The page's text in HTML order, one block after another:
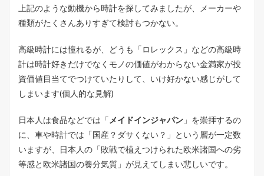
上記のような動機から時計を探してみましたが、メーカーや
種類がたくさんありすぎて検討もつかない。
高級時計には憧れるが、どうも「ロレックス」などの高級時
計は時計好きだけでなくモノの価値がわからない金満家が投
資価値目当てでつけていたりして、いけ好かない感じがして
しまいます(個人的な見解)
日本人は食品などでは「 メイドインジャパン 」を崇拝するの
に、車や時計では「国産？ダサくない？」という層が一定数
いますが、日本人の「敗戦で植えつけられた欧米諸国への劣
等感と欧米諸国の養分気質」が見えてしまい悲しいです。